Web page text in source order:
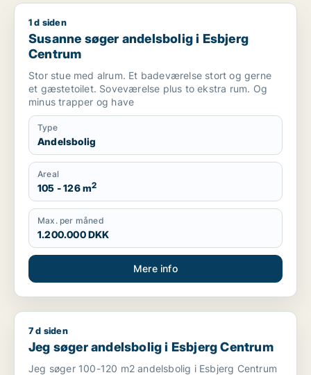
Susanne søger andelsbolig i Esbjerg Centrum
1 d siden
Susanne søger andelsbolig i Esbjerg
Centrum
Stor stue med alrum. Et badeværelse stort og gerne
et gæstetoilet. Soveværelse plus to ekstra rum. Og
minus trapper og have
Type
Andelsbolig
Areal
105 - 126 m2
Max. per måned
1.200.000 DKK
Mere info
Jeg søger andelsbolig i Esbjerg Centrum
7 d siden
Jeg søger andelsbolig i Esbjerg Centrum
Jeg søger 100-120 m2 andelsbolig i Esbjerg Centrum